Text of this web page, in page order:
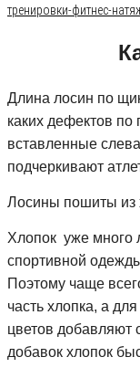
Длина лосин по
каких дефектов
вставленные
подчеркивают
Лосины пошиты из
Хлопок уже много
спортивной
Поэтому чаще
часть хлопка, а
цветов добавляют
добавок хлопок